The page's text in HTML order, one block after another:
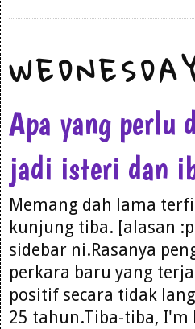
Apa yang perlu
jadi isteri dan
Memang dah lama
kunjung tiba. [alasan
sidebar ni.Rasanya
perkara baru yang
positif secara tidak
25 tahun.Tiba-tiba, I'm